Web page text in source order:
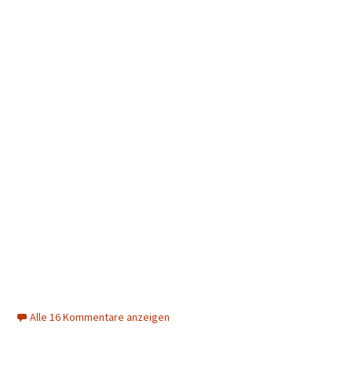
Alle 16 Kommentare anzeigen